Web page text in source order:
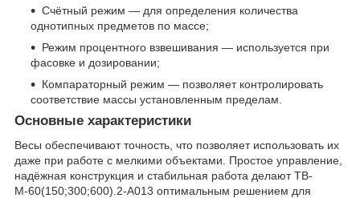
Счётный режим — для определения количества
однотипных предметов по массе;
Режим процентного взвешивания — используется при
фасовке и дозировании;
Компараторный режим — позволяет контролировать
соответствие массы установленным пределам.
Основные характеристики
Весы обеспечивают точность, что позволяет использовать их
даже при работе с мелкими объектами. Простое управление,
надёжная конструкция и стабильная работа делают ТВ-
М-60(150;300;600).2-А013 оптимальным решением для